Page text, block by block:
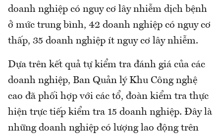
doanh nghiệp có nguy cơ lây nhiễm dịch bệnh
ở mức trung bình, 42 doanh nghiệp có nguy cơ
thấp, 35 doanh nghiệp ít nguy cơ lây nhiễm.
Dựa trên kết quả tự kiểm tra đánh giá của các
doanh nghiệp, Ban Quản lý Khu Công nghệ
cao đã phối hợp với các tổ, đoàn kiểm tra thực
hiện trực tiếp kiểm tra 15 doanh nghiệp. Đây là
những doanh nghiệp có lượng lao động trên